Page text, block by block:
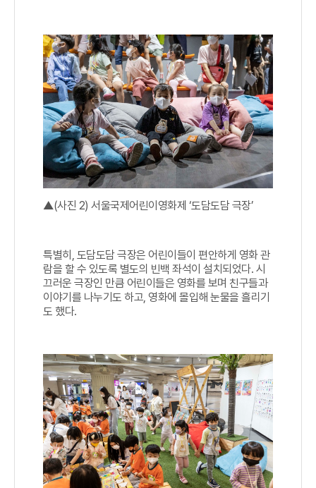
▲(사진 2) 서울국제어린이영화제 ‘도담도담 극장’
특별히, 도담도담 극장은 어린이들이 편안하게 영화 관
람을 할 수 있도록 별도의 빈백 좌석이 설치되었다. 시
끄러운 극장인 만큼 어린이들은 영화를 보며 친구들과
이야기를 나누기도 하고, 영화에 몰입해 눈물을 흘리기
도 했다.​